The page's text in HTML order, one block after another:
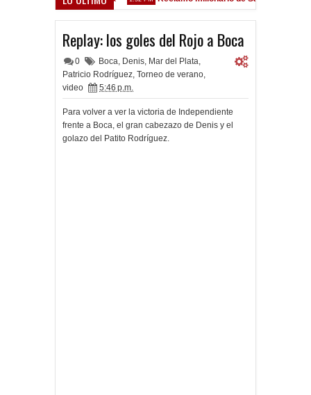
Replay: los goles del Rojo a Boca
0 Boca, Denis, Mar del Plata,
Patricio Rodríguez, Torneo de verano,
video
5:46 p.m.
Para volver a ver la victoria de Independiente
frente a Boca, el gran cabezazo de Denis y el
golazo del Patito Rodríguez.